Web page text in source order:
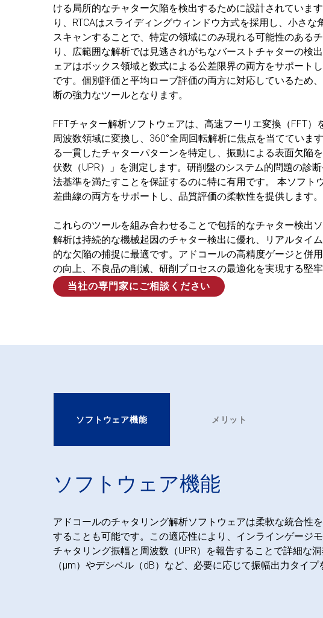
ける局所的なチャター欠陥を検出するために設計されていま
り、RTCAはスライディングウィンドウ方式を採用し、小さな
スキャンすることで、特定の領域にのみ現れる可能性のある
り、広範囲な解析では見逃されがちなバーストチャターの検
ェアはボックス領域と数式による公差限界の両方をサポート
です。個別評価と平均ローブ評価の両方に対応しているため
断の強力なツールとなります。
FFTチャター解析ソフトウェアは、高速フーリエ変換（FFT
周波数領域に変換し、360°全周回転解析に焦点を当てていま
る一貫したチャターパターンを特定し、振動による表面欠陥
伏数（UPR）」を測定します。研削盤のシステム的問題の診
法基準を満たすことを保証するのに特に有用です。 本ソフト
差曲線の両方をサポートし、品質評価の柔軟性を提供します。
これらのツールを組み合わせることで包括的なチャター検出
解析は持続的な機械起因のチャター検出に優れ、リアルタイ
的な欠陥の捕捉に最適です。アドコールの高精度ゲージと併
の向上、不良品の削減、研削プロセスの最適化を実現する堅
当社の専門家にご相談ください
ソフトウェア機能 メリット
ソフトウェア機能
アドコールのチャタリング解析ソフトウェアは柔軟な統合性
することも可能です。この適応性により、インラインゲージ
チャタリング振幅と周波数（UPR）を報告することで詳細な
（μm）やデシベル（dB）など、必要に応じて振幅出力タイ